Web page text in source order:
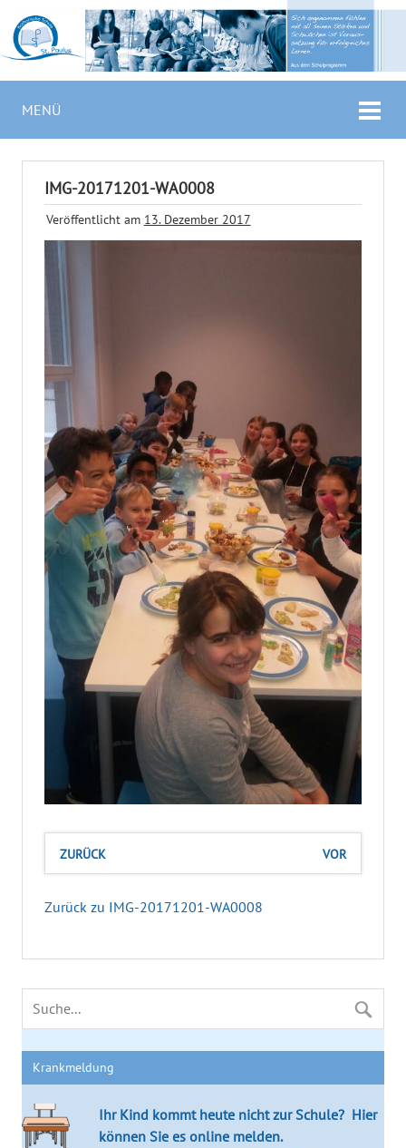
MENÜ
IMG-20171201-WA0008
Veröffentlicht am 13. Dezember 2017
ZURÜCK VOR
Zurück zu IMG-20171201-WA0008
Krankmeldung
Ihr Kind kommt heute nicht zur Schule? Hier
können Sie es online melden.